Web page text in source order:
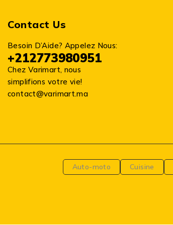
Contact Us
Besoin D’Aide? Appelez Nous:
+212773980951
Chez Varimart, nous
simplifions votre vie!
contact@varimart.ma
Auto-moto Cuisine